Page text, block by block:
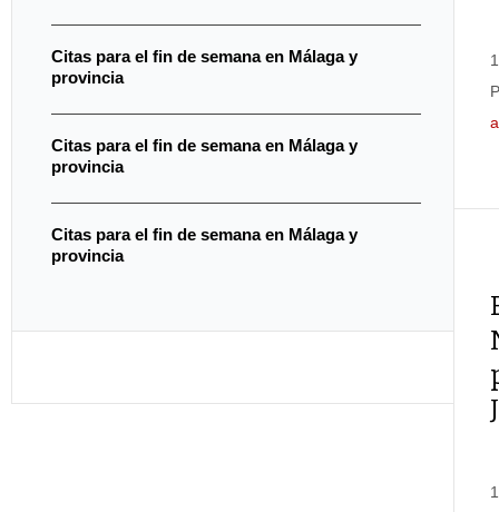
Citas para el fin de semana en Málaga y
provincia
Citas para el fin de semana en Málaga y
provincia
Citas para el fin de semana en Málaga y
provincia